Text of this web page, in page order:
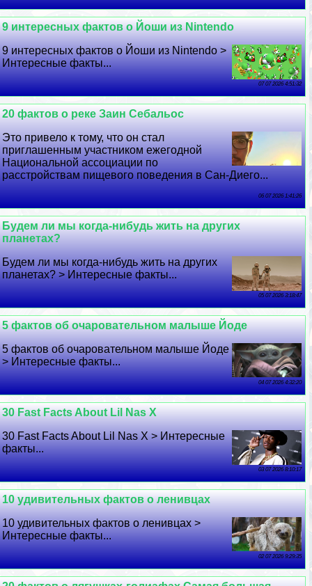
9 интересных фактов о Йоши из Nintendo
9 интересных фактов о Йоши из Nintendo >
Интересные факты...
07 07 2026 4:51:32
20 фактов о реке Заин Сeбaльос
Это привело к тому, что он стал
приглашенным участником ежегодной
Национальной ассоциации по
расстройствам пищевого поведения в Сан-Диего...
06 07 2026 1:41:26
Будем ли мы когда-нибудь жить на других
планетах?
Будем ли мы когда-нибудь жить на других
планетах? > Интересные факты...
05 07 2026 3:18:47
5 фактов об очаровательном малыше Йоде
5 фактов об очаровательном малыше Йоде
> Интересные факты...
04 07 2026 4:32:20
30 Fast Facts About Lil Nas X
30 Fast Facts About Lil Nas X > Интересные
факты...
03 07 2026 8:10:17
10 удивительных фактов о ленивцах
10 удивительных фактов о ленивцах >
Интересные факты...
02 07 2026 9:29:35